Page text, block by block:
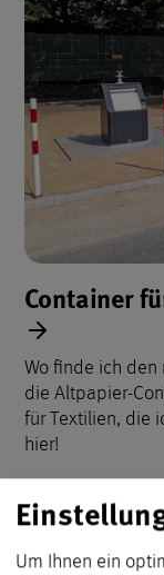
Container
Wo finde ich den
die Altpapier-
für Textilien, die
hier!
Um Ihnen ein